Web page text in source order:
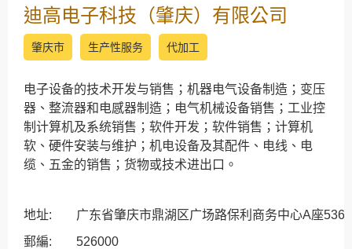
迪高电子科技（肇庆）有限公司
肇庆市 生产性服务 代加工
电子设备的技术开发与销售；机器电气设备制造；变压
器、整流器和电感器制造；电气机械设备销售；工业控
制计算机及系统销售；软件开发；软件销售；计算机
软、硬件安装与维护；机电设备及其配件、电线、电
缆、五金的销售；货物或技术进出口。
地址:
广东省肇庆市鼎湖区广场路保利商务中心A座536
郵編:
526000